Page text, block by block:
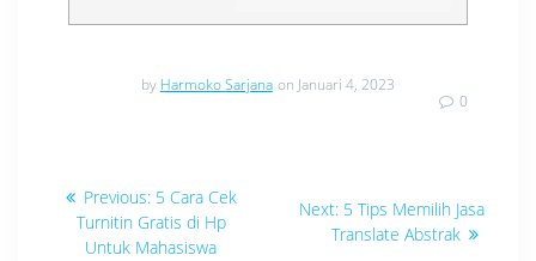
by Harmoko Sarjana on Januari 4, 2023
0
Navigasi
pos
Previous: Previous
post:
5 Cara Cek
Turnitin Gratis di Hp
Untuk Mahasiswa
Next: Next
post:
5 Tips Memilih Jasa
Translate Abstrak